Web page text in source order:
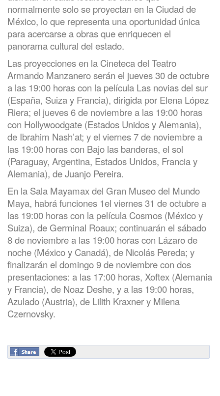
normalmente solo se proyectan en la Ciudad de
México, lo que representa una oportunidad única
para acercarse a obras que enriquecen el
panorama cultural del estado.
Las proyecciones en la Cineteca del Teatro
Armando Manzanero serán el jueves 30 de octubre
a las 19:00 horas con la película Las novias del sur
(España, Suiza y Francia), dirigida por Elena López
Riera; el jueves 6 de noviembre a las 19:00 horas
con Hollywoodgate (Estados Unidos y Alemania),
de Ibrahim Nash’at; y el viernes 7 de noviembre a
las 19:00 horas con Bajo las banderas, el sol
(Paraguay, Argentina, Estados Unidos, Francia y
Alemania), de Juanjo Pereira.
En la Sala Mayamax del Gran Museo del Mundo
Maya, habrá funciones 1el viernes 31 de octubre a
las 19:00 horas con la película Cosmos (México y
Suiza), de Germinal Roaux; continuarán el sábado
8 de noviembre a las 19:00 horas con Lázaro de
noche (México y Canadá), de Nicolás Pereda; y
finalizarán el domingo 9 de noviembre con dos
presentaciones: a las 17:00 horas, Xoftex (Alemania
y Francia), de Noaz Deshe, y a las 19:00 horas,
Azulado (Austria), de Lilith Kraxner y Milena
Czernovsky.